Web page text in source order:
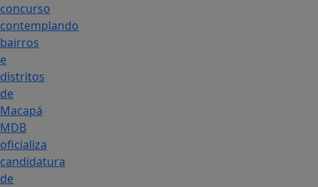
concurso
contemplando
bairros
e
distritos
de
Macapá
MDB
oficializa
candidatura
de